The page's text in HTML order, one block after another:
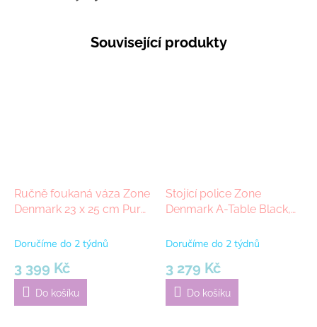
Související produkty
Ručně foukaná váza Zone
Denmark 23 x 25 cm Pure
Doručíme do 2 týdnů
3 399 Kč
Do košíku
Stojící police Zone
Denmark A-Table Black,
Doručíme do 2 týdnů
3 279 Kč
Do košíku